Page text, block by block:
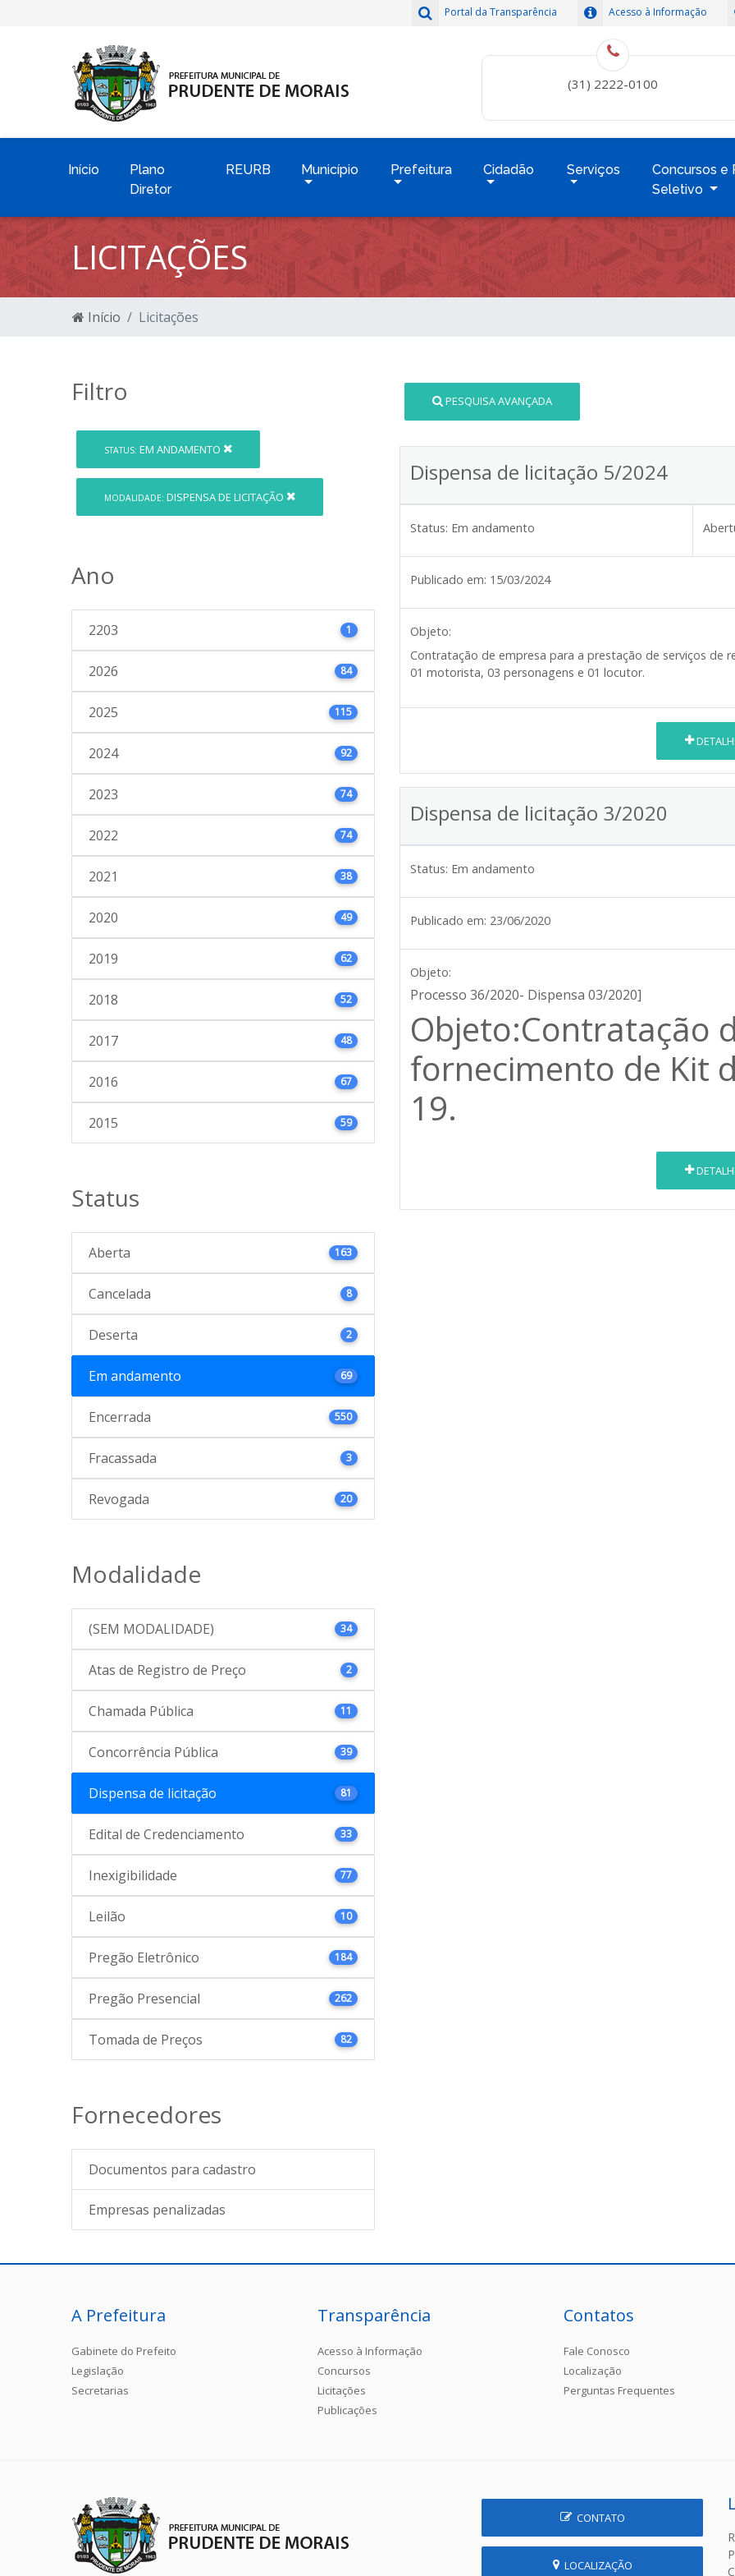
Acesso à Informação
Portal da Transparência
(31) 2222-0100
Início
Plano
Diretor
REURB Município Prefeitura Cidadão Serviços
Concursos e
Seletivo
LICITAÇÕES
Início Licitações
Filtro
STATUS: EM ANDAMENTO
MODALIDADE: DISPENSA DE LICITAÇÃO
Ano
2203 1
2026 84
2025 115
2024 92
2023 74
2022 74
2021 38
2020 49
2019 62
2018 52
2017 48
2016 67
2015 59
Status
Aberta 163
Cancelada 8
Deserta 2
Em andamento 69
Encerrada 550
Fracassada 3
Revogada 20
Modalidade
(SEM MODALIDADE) 34
Atas de Registro de Preço 2
Chamada Pública 11
Concorrência Pública 39
Dispensa de licitação 81
Edital de Credenciamento 33
Inexigibilidade 77
Leilão 10
Pregão Eletrônico 184
Pregão Presencial 262
Tomada de Preços 82
Fornecedores
Documentos para cadastro
Empresas penalizadas
PESQUISA AVANÇADA
Dispensa de licitação 5/2024
Status: Em andamento
Publicado em: 15/03/2024
Objeto:
Contratação de empresa para a prestação de serviços de
01 motorista, 03 personagens e 01 locutor.
Dispensa de licitação 3/2020
Status: Em andamento
Publicado em: 23/06/2020
Objeto:
Processo 36/2020- Dispensa 03/2020]
Objeto:Contratação
fornecimento de Kit
19.
A Prefeitura
Gabinete do Prefeito
Legislação
Secretarias
Transparência
Acesso à Informação
Concursos
Licitações
Publicações
Contatos
Fale Conosco
Localização
Perguntas Frequentes
CONTATO
LOCALIZAÇÃO